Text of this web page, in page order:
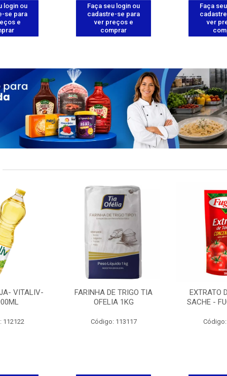
login ou
se para
e
Faça seu login ou
cadastre-se para
ver preços e
comprar
Faça
ver
VITALIV-
112122
FARINHA DE TRIGO TIA
OFELIA 1KG
Código: 113117
EXTRATO
SACHE -